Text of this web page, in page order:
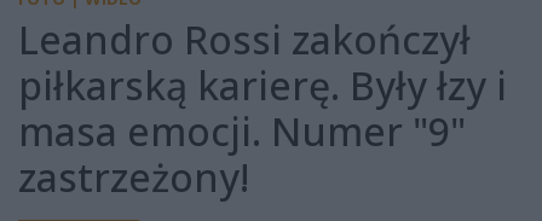
Leandro Rossi zakończył
piłkarską karierę. Były łzy i
masa emocji. Numer "9"
zastrzeżony!